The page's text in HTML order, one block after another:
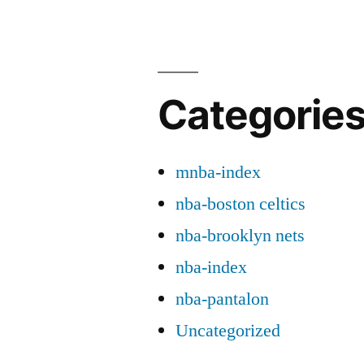
mnba-index
nba-boston celtics
nba-brooklyn nets
nba-index
nba-pantalon
Uncategorized